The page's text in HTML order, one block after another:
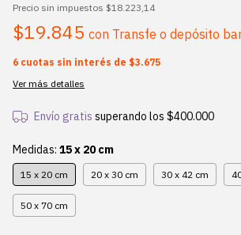
Precio sin impuestos $18.223,14
$19.845 con Transfe o depósito
6 cuotas sin interés de $3.675
Ver más detalles
Envío gratis superando los $400.000
Medidas: 15 x 20 cm
15 x 20 cm 20 x 30 cm 30 x 42 cm
50 x 70 cm